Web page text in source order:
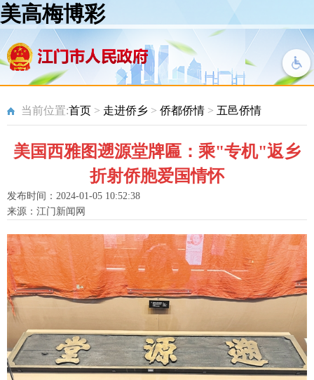
美高梅博彩
当前位置:首页 > 走进侨乡 > 侨都侨情 > 五邑侨情
美国西雅图遡源堂牌匾：乘"专机"返乡
折射侨胞爱国情怀
发布时间：2024-01-05 10:52:38
来源：江门新闻网